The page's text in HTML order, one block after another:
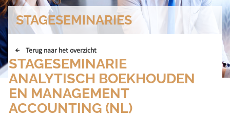
STAGESEMINARIES
Terug naar het overzicht
STAGESEMINARIE
ANALYTISCH BOEKHOUDEN
EN MANAGEMENT
ACCOUNTING (NL)